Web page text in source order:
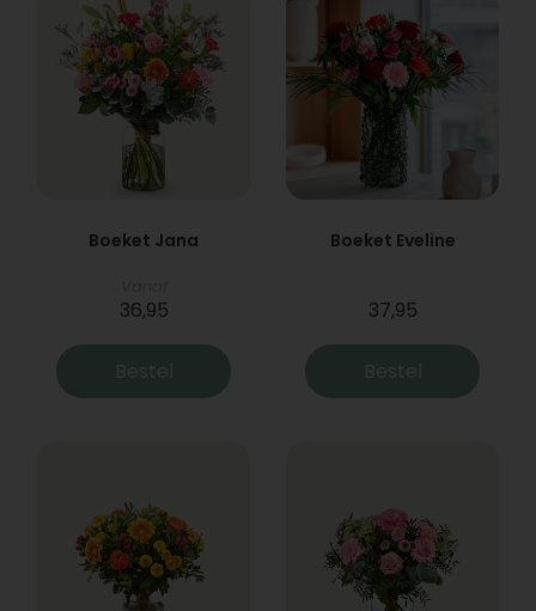
Boeket Jana
36,95
Bestel
Boeket Eveline
37,95
Bestel